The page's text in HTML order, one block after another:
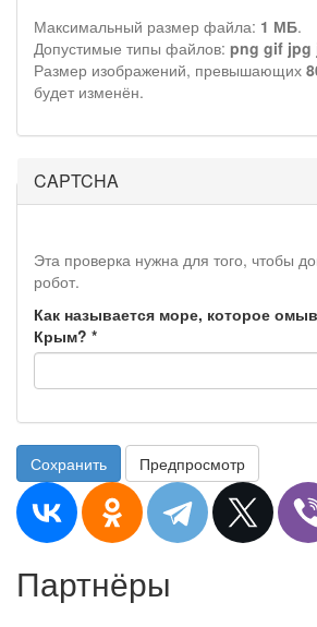
Максимальный размер файла: 1 МБ.
Допустимые типы файлов: png gif jpg
Размер изображений, превышающих
будет изменён.
CAPTCHA
Эта проверка нужна для того, чтобы
робот.
Как называется море, которое
Крым? *
Сохранить Предпросмотр
Партнёры